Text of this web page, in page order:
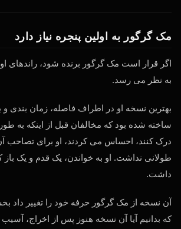
مک گرگور به اولین پنجره نیاز دارد
اگر قرار است مک گرگور برنده شود، راندهای
به نظر می رسد.
بهترین نسخه او در اطراف فاصله، زمان
ساخته شده بود که مخالفان قبل از اینکه به
درک کنند، احساس می کردند، او برای تصاحب
طولانی نداشت. او به خواندن، یک قدم و یک باز
داشت.
آن نسخه از مک گرگور حرفه خود را تغییر
که بدانیم آیا آن نسخه هنوز پس از اخراج،